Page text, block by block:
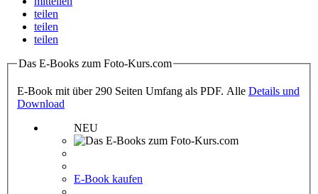
teilen
teilen
teilen
Das E-Books zum Foto-Kurs.com
E-Book mit über 290 Seiten Umfang als PDF. Alle Details und
Download
NEU
E-Book kaufen